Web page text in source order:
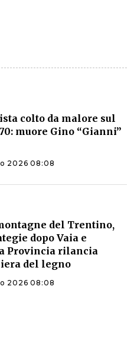
colto da malore sul
muore Gino “Gianni”
2026 08:08
del Trentino,
dopo Vaia e
Provincia rilancia
del legno
2026 08:08